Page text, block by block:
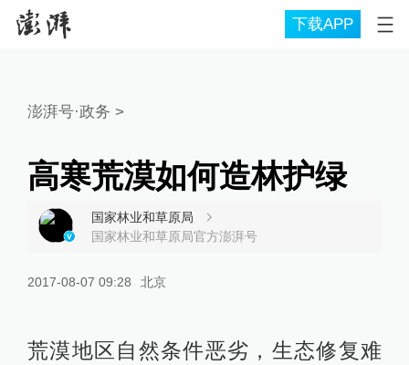
下载APP
澎湃号·政务 >
高寒荒漠如何造林护绿
国家林业和草原局
国家林业和草原局官方澎湃号
2017-08-07 09:28 北京
荒漠地区自然条件恶劣，生态修复难